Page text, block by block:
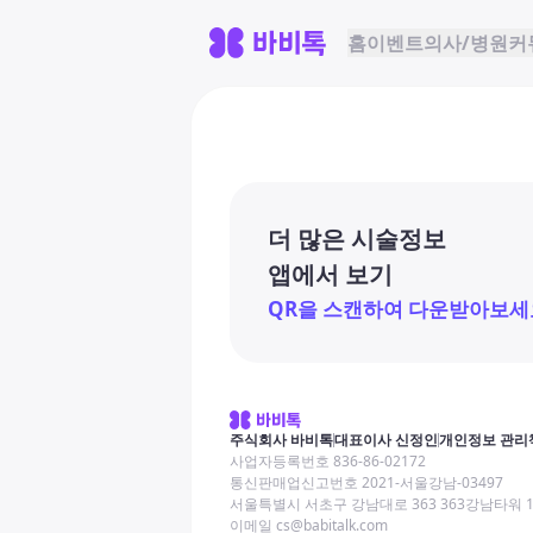
홈이벤트의사/병원커
더 많은 시술정보
앱에서 보기
QR을 스캔하여 다운받아보세
주식회사 바비톡대표이사 신정인개인정보 관리
사업자등록번호 836-86-02172
통신판매업신고번호 2021-서울강남-03497
서울특별시 서초구 강남대로 363 363강남타워
이메일 cs@babitalk.com